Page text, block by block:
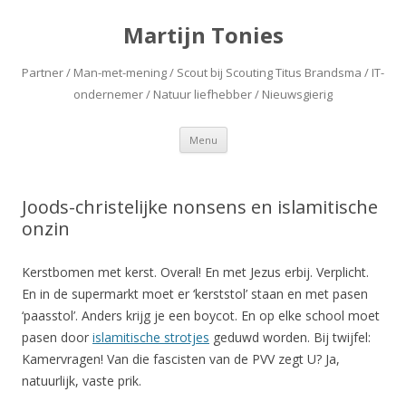
Martijn Tonies
Partner / Man-met-mening / Scout bij Scouting Titus Brandsma / IT-
ondernemer / Natuur liefhebber / Nieuwsgierig
Menu Spring naar de inhoud
Joods-christelijke nonsens en islamitische
onzin
Kerstbomen met kerst. Overal! En met Jezus erbij. Verplicht.
En in de supermarkt moet er ‘kerststol’ staan en met pasen
‘paasstol’. Anders krijg je een boycot. En op elke school moet
pasen door islamitische strotjes geduwd worden. Bij twijfel:
Kamervragen! Van die fascisten van de PVV zegt U? Ja,
natuurlijk, vaste prik.